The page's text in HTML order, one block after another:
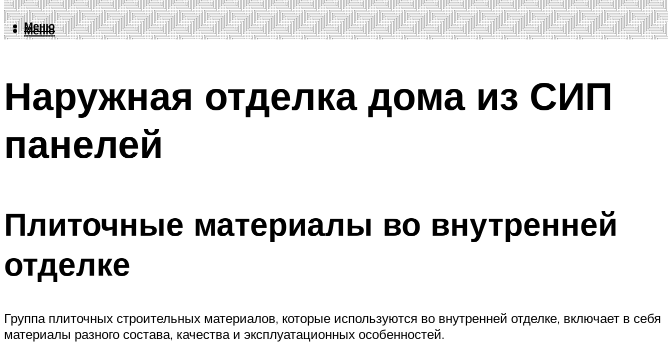
Меню
Меню
Наружная отделка дома из СИП
панелей
Плиточные материалы во внутренней
отделке
Группа плиточных строительных материалов, которые используются во внутренней отделке, включает в себя
материалы разного состава, качества и эксплуатационных особенностей.